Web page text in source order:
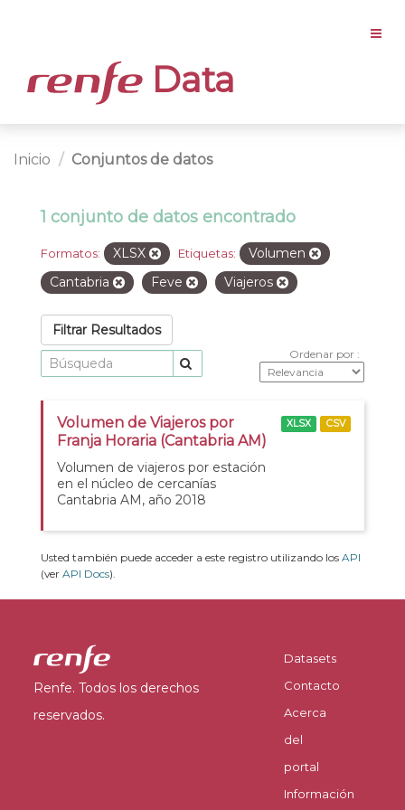
Data
Inicio Conjuntos de datos
1 conjunto de datos encontrado
Formatos: XLSX Etiquetas:
Volumen
Cantabria
Feve Viajeros
Filtrar Resultados
Ordenar por
Volumen de Viajeros por
Franja Horaria (Cantabria AM)
Volumen de viajeros por estación
en el núcleo de cercanías
Cantabria AM, año 2018
XLSX CSV
Usted también puede acceder a este registro utilizando los API
(ver API Docs).
Renfe. Todos los derechos
reservados.
Datasets
Contacto
Acerca
del
portal
Información